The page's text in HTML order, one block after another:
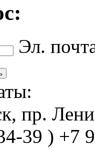
Эл.
, пр.
39 ) +7